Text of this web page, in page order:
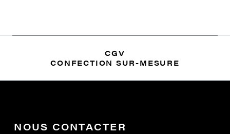
CGV
CONFECTION SUR-MESURE
NOUS CONTACTER